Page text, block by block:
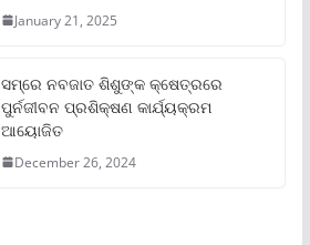
January 21, 2025
ସମ୍‌ରେ ନବଜାତ ଶିଶୁଙ୍କ କ୍ଷେତ୍ରରେ
ପୁର୍ନଜୀବନ ପ୍ରଶିକ୍ଷଣ କାର୍ଯ୍ୟକ୍ରମ
ଆୟୋଜିତ
December 26, 2024